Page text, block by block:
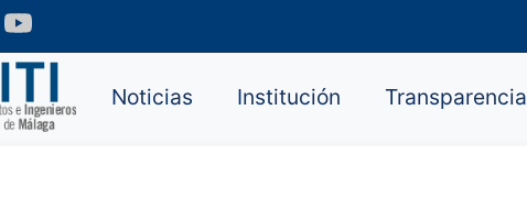
Noticias Institución Transparencia